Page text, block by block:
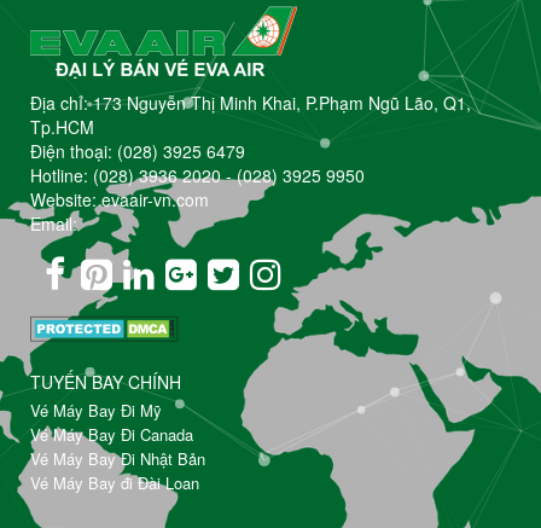
Địa chỉ: 173 Nguyễn Thị Minh Khai, P.Phạm Ngũ Lão, Q1,
Tp.HCM
Điện thoại: (028) 3925 6479
Hotline: (028) 3936 2020-(028) 3925 9950
Website: evaair-vn.com
Email:
TUYẾN BAY CHÍNH
Vé Máy Bay Đi Mỹ
Vé Máy Bay Đi Canada
Vé Máy Bay Đi Nhật Bản
Vé Máy Bay đi Đài Loan